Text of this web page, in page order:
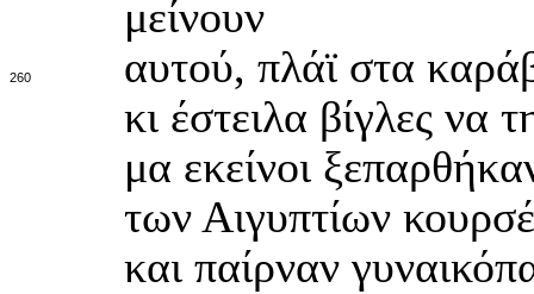
μείνουν
260
αυτού, πλάϊ στα
κι έστειλα βίγλες να
μα εκείνοι
των Αιγυπτίων
και παίρναν